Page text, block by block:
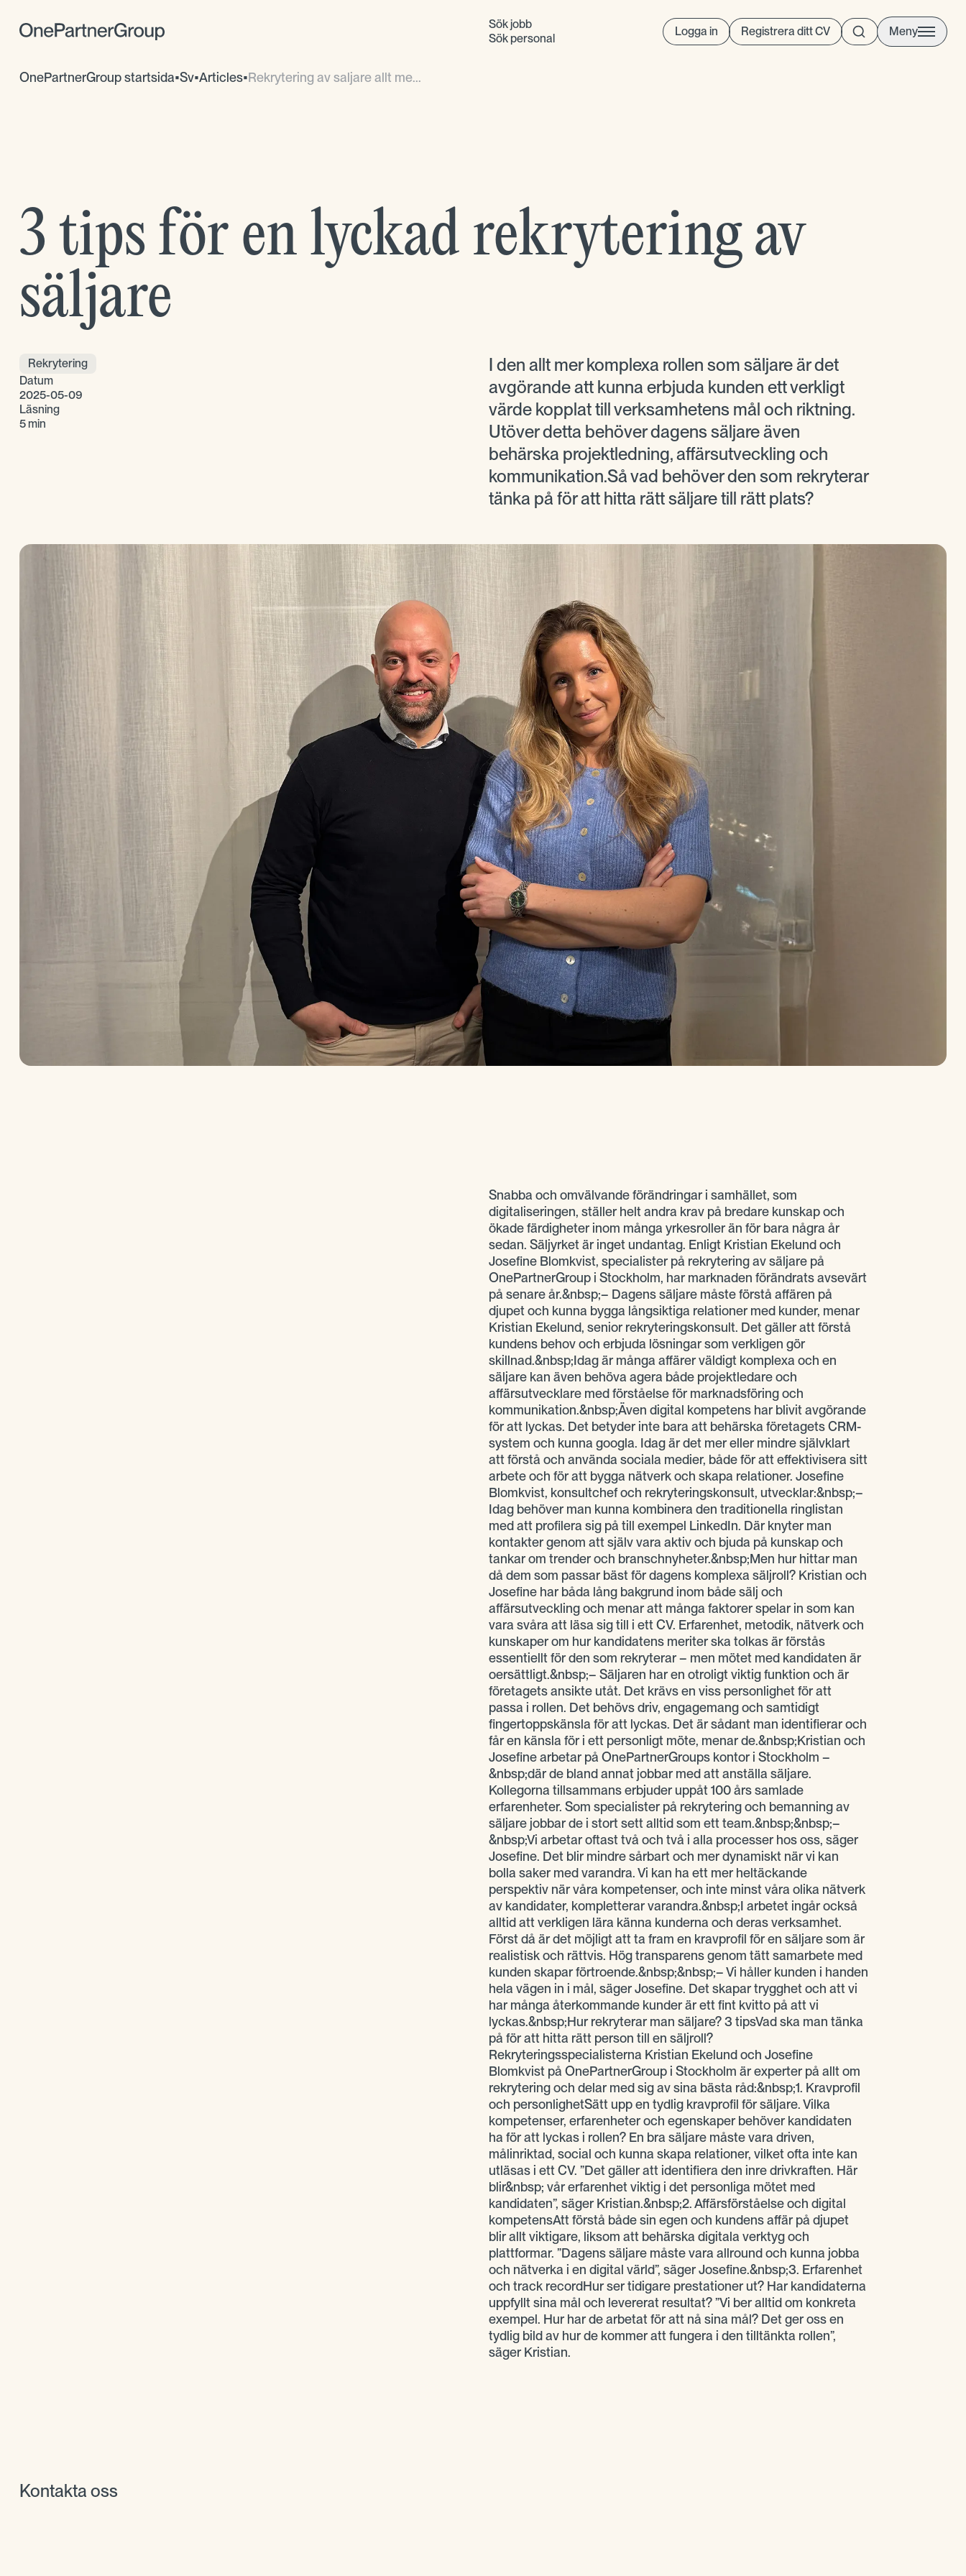
Sök jobb
Sök personal
Logga in Registrera ditt CV Meny
OnePartnerGroup startsida•Sv•Articles•Rekrytering av saljare allt me...
3 tips för en lyckad rekrytering av
säljare
Rekrytering
Datum
2025-05-09
Läsning
5 min
I den allt mer komplexa rollen som säljare är det
avgörande att kunna erbjuda kunden ett verkligt
värde kopplat till verksamhetens mål och riktning.
Utöver detta behöver dagens säljare även
behärska projektledning, affärsutveckling och
kommunikation.Så vad behöver den som rekryterar
tänka på för att hitta rätt säljare till rätt plats?
Snabba och omvälvande förändringar i samhället, som
digitaliseringen, ställer helt andra krav på bredare kunskap och
ökade färdigheter inom många yrkesroller än för bara några år
sedan. Säljyrket är inget undantag. Enligt Kristian Ekelund och
Josefine Blomkvist, specialister på rekrytering av säljare på
OnePartnerGroup i Stockholm, har marknaden förändrats avsevärt
på senare år.&nbsp;– Dagens säljare måste förstå affären på
djupet och kunna bygga långsiktiga relationer med kunder, menar
Kristian Ekelund, senior rekryteringskonsult. Det gäller att förstå
kundens behov och erbjuda lösningar som verkligen gör
skillnad.&nbsp;Idag är många affärer väldigt komplexa och en
säljare kan även behöva agera både projektledare och
affärsutvecklare med förståelse för marknadsföring och
kommunikation.&nbsp;Även digital kompetens har blivit avgörande
för att lyckas. Det betyder inte bara att behärska företagets CRM-
system och kunna googla. Idag är det mer eller mindre självklart
att förstå och använda sociala medier, både för att effektivisera sitt
arbete och för att bygga nätverk och skapa relationer. Josefine
Blomkvist, konsultchef och rekryteringskonsult, utvecklar:&nbsp;–
Idag behöver man kunna kombinera den traditionella ringlistan
med att profilera sig på till exempel LinkedIn. Där knyter man
kontakter genom att själv vara aktiv och bjuda på kunskap och
tankar om trender och branschnyheter.&nbsp;Men hur hittar man
då dem som passar bäst för dagens komplexa säljroll? Kristian och
Josefine har båda lång bakgrund inom både sälj och
affärsutveckling och menar att många faktorer spelar in som kan
vara svåra att läsa sig till i ett CV. Erfarenhet, metodik, nätverk och
kunskaper om hur kandidatens meriter ska tolkas är förstås
essentiellt för den som rekryterar – men mötet med kandidaten är
oersättligt.&nbsp;– Säljaren har en otroligt viktig funktion och är
företagets ansikte utåt. Det krävs en viss personlighet för att
passa i rollen. Det behövs driv, engagemang och samtidigt
fingertoppskänsla för att lyckas. Det är sådant man identifierar och
får en känsla för i ett personligt möte, menar de.&nbsp;Kristian och
Josefine arbetar på OnePartnerGroups kontor i Stockholm –
&nbsp;där de bland annat jobbar med att anställa säljare.
Kollegorna tillsammans erbjuder uppåt 100 års samlade
erfarenheter. Som specialister på rekrytering och bemanning av
säljare jobbar de i stort sett alltid som ett team.&nbsp;&nbsp;–
&nbsp;Vi arbetar oftast två och två i alla processer hos oss, säger
Josefine. Det blir mindre sårbart och mer dynamiskt när vi kan
bolla saker med varandra. Vi kan ha ett mer heltäckande
perspektiv när våra kompetenser, och inte minst våra olika nätverk
av kandidater, kompletterar varandra.&nbsp;I arbetet ingår också
alltid att verkligen lära känna kunderna och deras verksamhet.
Först då är det möjligt att ta fram en kravprofil för en säljare som är
realistisk och rättvis. Hög transparens genom tätt samarbete med
kunden skapar förtroende.&nbsp;&nbsp;– Vi håller kunden i handen
hela vägen in i mål, säger Josefine. Det skapar trygghet och att vi
har många återkommande kunder är ett fint kvitto på att vi
lyckas.&nbsp;Hur rekryterar man säljare? 3 tipsVad ska man tänka
på för att hitta rätt person till en säljroll?
Rekryteringsspecialisterna Kristian Ekelund och Josefine
Blomkvist på OnePartnerGroup i Stockholm är experter på allt om
rekrytering och delar med sig av sina bästa råd:&nbsp;1. Kravprofil
och personlighetSätt upp en tydlig kravprofil för säljare. Vilka
kompetenser, erfarenheter och egenskaper behöver kandidaten
ha för att lyckas i rollen? En bra säljare måste vara driven,
målinriktad, social och kunna skapa relationer, vilket ofta inte kan
utläsas i ett CV. ”Det gäller att identifiera den inre drivkraften. Här
blir&nbsp; vår erfarenhet viktig i det personliga mötet med
kandidaten”, säger Kristian.&nbsp;2. Affärsförståelse och digital
kompetensAtt förstå både sin egen och kundens affär på djupet
blir allt viktigare, liksom att behärska digitala verktyg och
plattformar. ”Dagens säljare måste vara allround och kunna jobba
och nätverka i en digital värld”, säger Josefine.&nbsp;3. Erfarenhet
och track recordHur ser tidigare prestationer ut? Har kandidaterna
uppfyllt sina mål och levererat resultat? ”Vi ber alltid om konkreta
exempel. Hur har de arbetat för att nå sina mål? Det ger oss en
tydlig bild av hur de kommer att fungera i den tilltänkta rollen”,
säger Kristian.
Kontakta oss